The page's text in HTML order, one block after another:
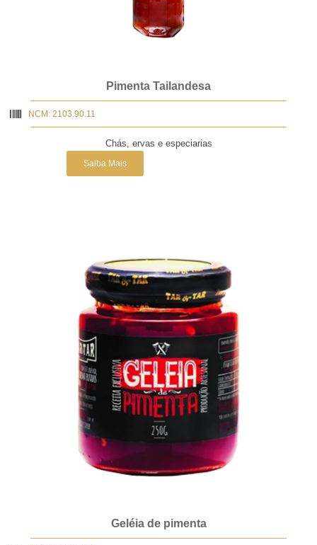
Pimenta Tailandesa
NCM: 2103.90.11
Chás, ervas e especiarias
Saiba Mais
Geléia de pimenta